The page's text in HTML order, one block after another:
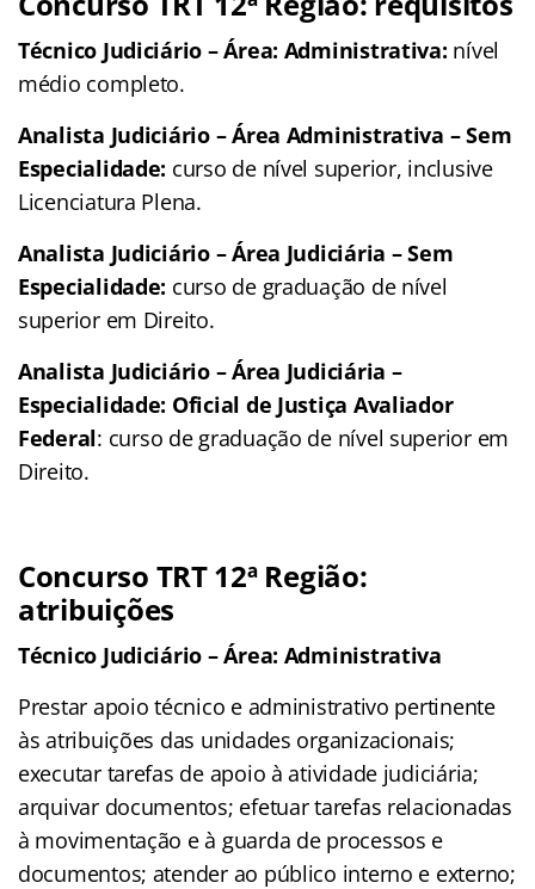
Técnico Judiciário – Área: Administrativa: nível
médio completo.
Analista Judiciário – Área Administrativa – Sem
Especialidade: curso de nível superior, inclusive
Licenciatura Plena.
Analista Judiciário – Área Judiciária – Sem
Especialidade: curso de graduação de nível
superior em Direito.
Analista Judiciário – Área Judiciária –
Especialidade: Oficial de Justiça Avaliador
Federal: curso de graduação de nível superior em
Direito.
Concurso TRT 12ª Região:
atribuições
Técnico Judiciário – Área: Administrativa
Prestar apoio técnico e administrativo pertinente
às atribuições das unidades organizacionais;
executar tarefas de apoio à atividade judiciária;
arquivar documentos; efetuar tarefas relacionadas
à movimentação e à guarda de processos e
documentos; atender ao público interno e externo;